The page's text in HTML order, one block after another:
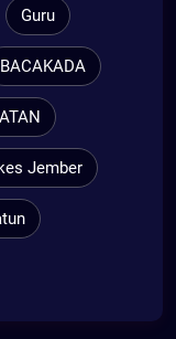
Guru
BACAKADA
Jember